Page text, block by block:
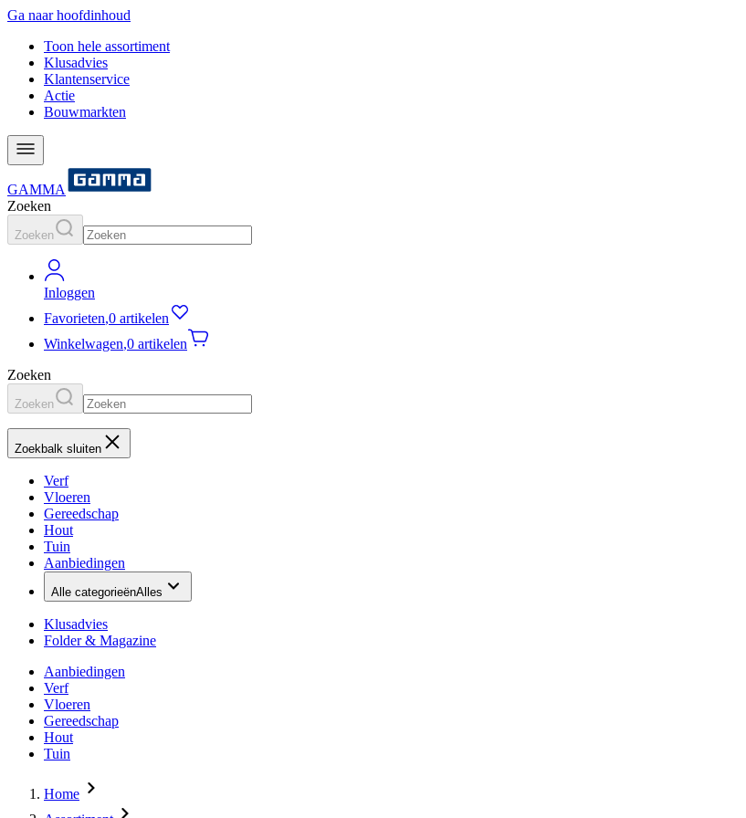
Ga naar hoofdinhoud
Toon hele assortiment
Klusadvies
Klantenservice
Actie
Bouwmarkten
GAMMA
Zoeken
Zoeken
Inloggen
Favorieten,0 artikelen
Winkelwagen,0 artikelen
Zoeken
Zoeken
Zoekbalk sluiten
Verf
Vloeren
Gereedschap
Hout
Tuin
Aanbiedingen
Alle categorieënAlles
Klusadvies
Folder & Magazine
Aanbiedingen
Verf
Vloeren
Gereedschap
Hout
Tuin
Home